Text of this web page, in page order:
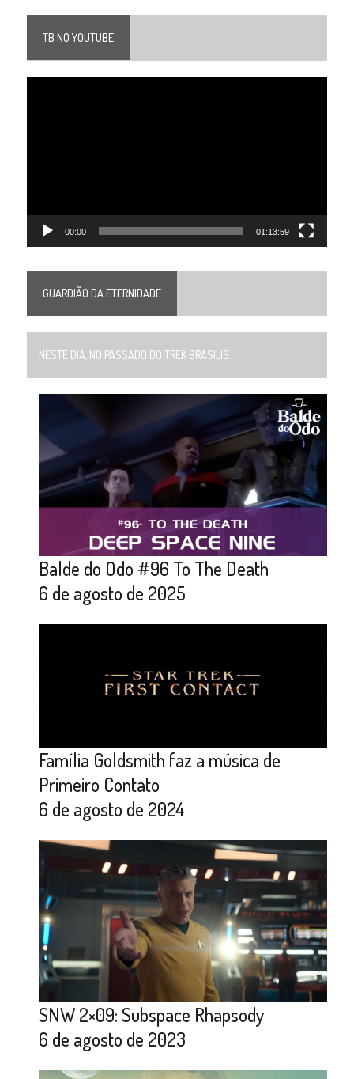
TB NO YOUTUBE
00:00 01:13:59
GUARDIÃO DA ETERNIDADE
NESTE DIA, NO PASSADO DO TREK BRASILIS...
Balde do Odo #96 To The Death
6 de agosto de 2025
Família Goldsmith faz a música de
Primeiro Contato
6 de agosto de 2024
SNW 2×09: Subspace Rhapsody
6 de agosto de 2023